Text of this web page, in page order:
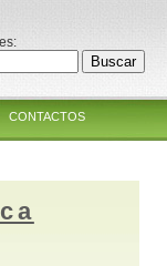
CONTACTOS